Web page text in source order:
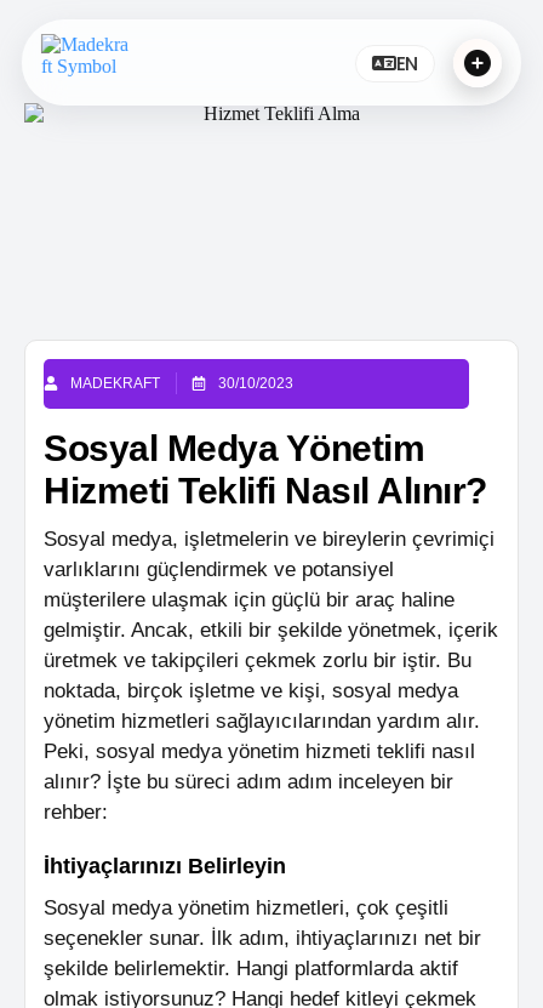
EN
MADEKRAFT 30/10/2023
Sosyal Medya Yönetim
Hizmeti Teklifi Nasıl Alınır?
Sosyal medya, işletmelerin ve bireylerin çevrimiçi
varlıklarını güçlendirmek ve potansiyel
müşterilere ulaşmak için güçlü bir araç haline
gelmiştir. Ancak, etkili bir şekilde yönetmek, içerik
üretmek ve takipçileri çekmek zorlu bir iştir. Bu
noktada, birçok işletme ve kişi, sosyal medya
yönetim hizmetleri sağlayıcılarından yardım alır.
Peki, sosyal medya yönetim hizmeti teklifi nasıl
alınır? İşte bu süreci adım adım inceleyen bir
rehber:
İhtiyaçlarınızı Belirleyin
Sosyal medya yönetim hizmetleri, çok çeşitli
seçenekler sunar. İlk adım, ihtiyaçlarınızı net bir
şekilde belirlemektir. Hangi platformlarda aktif
olmak istiyorsunuz? Hangi hedef kitleyi çekmek